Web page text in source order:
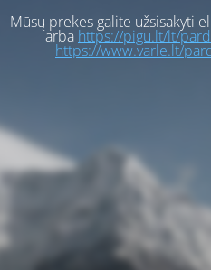
Mūsų prekes galite užsisakyti
arba https://pigu.lt/lt/
https://www.varle.lt/